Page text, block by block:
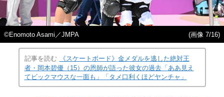
©︎Enomoto Asami／JMPA (画像 7/16)
記事を読む
《スケートボード》金メダルを逃した絶対王
者・岡本碧優（15）の恩師が語った彼女の過去「ああ見え
てビックマウスな一面も」「タメ口利くほどヤンチャ」